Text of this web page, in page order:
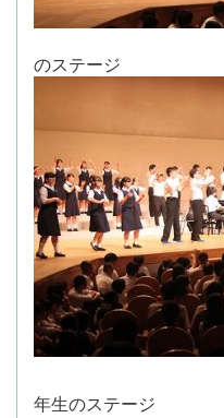
３
のステージ
年生のステージ